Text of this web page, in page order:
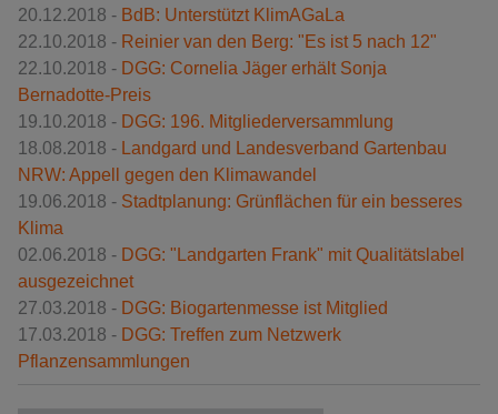
20.12.2018 - BdB: Unterstützt KlimAGaLa
22.10.2018 - Reinier van den Berg: "Es ist 5 nach 12"
22.10.2018 - DGG: Cornelia Jäger erhält Sonja
Bernadotte-Preis
19.10.2018 - DGG: 196. Mitgliederversammlung
18.08.2018 - Landgard und Landesverband Gartenbau
NRW: Appell gegen den Klimawandel
19.06.2018 - Stadtplanung: Grünflächen für ein besseres
Klima
02.06.2018 - DGG: "Landgarten Frank" mit Qualitätslabel
ausgezeichnet
27.03.2018 - DGG: Biogartenmesse ist Mitglied
17.03.2018 - DGG: Treffen zum Netzwerk
Pflanzensammlungen